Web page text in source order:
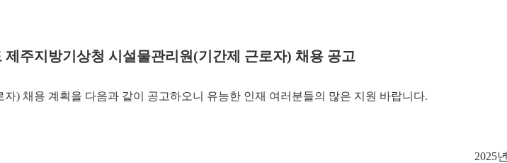
제주지방기상청 시설물관리원(기간제 근로자) 채용 공고
) 채용 계획을 다음과 같이 공고하오니 유능한 인재 여러분들의 많은 지원 바랍니다.
2025